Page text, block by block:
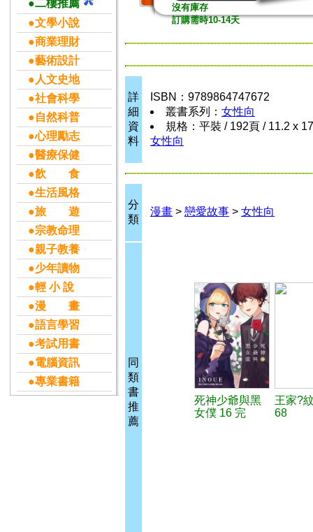
●二樓推薦
●文學小說
●商業理財
●藝術設計
●人文史地
●社會科學
●自然科普
●心理勵志
●醫療保健
●飲 食
●生活風格
●旅 遊
●宗教命理
●親子教養
●少年讀物
●輕 小 說
●漫 畫
●語言學習
●考試用書
●電腦資訊
●專業書籍
沒有庫存
訂購需時10-14天
詳
細
資
料
ISBN：9789864747672
叢書系列： 女性向
規格：平裝 / 192頁 / 11.2 x
女性向
分
類
漫畫 > 戀愛故事 > 女性向
同
類
書
推
薦
死神少爺與黑
女僕 16 完
王家?
68